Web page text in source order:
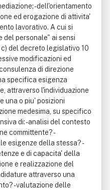
- dell'orientamento
ed erogazione di attivita'
lavorativo. A cui si
del personale" ai sensi
del decreto legislativo 10
modificazioni ed
di direzione
specifica esigenza
attraverso l'individuazione
una o piu' posizioni
medesima, su specifico
di: - analisi del contesto
committente? -
esigenze della stessa? -
e di capacita' della
e realizzazione del
attraverso una
- valutazione delle